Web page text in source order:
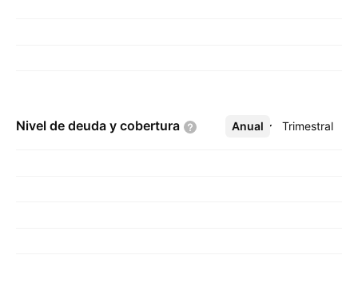
Nivel de deuda y cobertura Anual Trimestral
Más